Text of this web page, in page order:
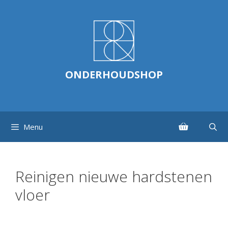
ONDERHOUDSHOP
Menu
Reinigen nieuwe hardstenen
vloer